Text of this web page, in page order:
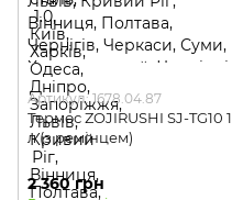
Артикул: 1678.04.87
Термос ZOJIRUSHI SJ-TG10 1
л (з ремінцем)
2 360 грн